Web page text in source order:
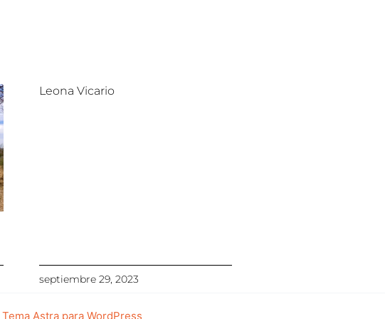
Leona Vicario
septiembre 29, 2023
Tema Astra para WordPress